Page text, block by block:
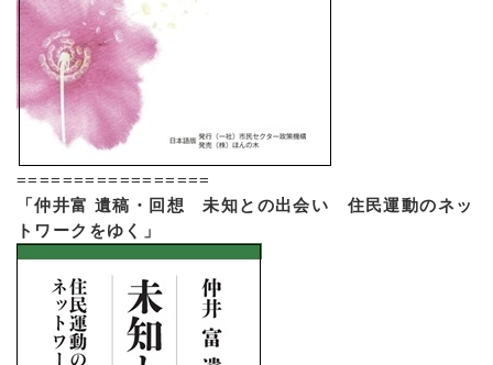
=================
「仲井富 遺稿・回想 未知との出会い 住民運動のネッ
トワークをゆく」